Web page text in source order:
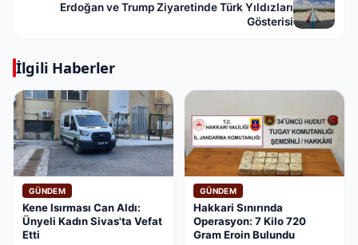
Erdoğan ve Trump Ziyaretinde Türk Yıldızları
Gösterisi
İlgili Haberler
GÜNDEM
Kene Isırması Can Aldı:
Ünyeli Kadın Sivas'ta Vefat
Etti
GÜNDEM
Hakkari Sınırında
Operasyon: 7 Kilo 720
Gram Eroin Bulundu